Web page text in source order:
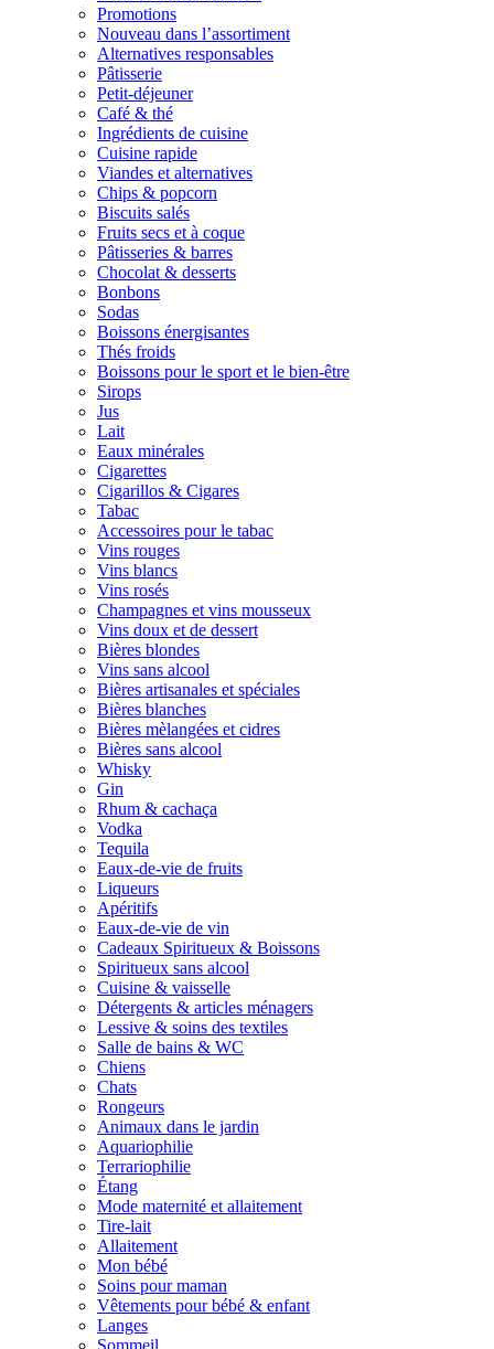
Promotions
Nouveau dans l’assortiment
Alternatives responsables
Pâtisserie
Petit-déjeuner
Café & thé
Ingrédients de cuisine
Cuisine rapide
Viandes et alternatives
Chips & popcorn
Biscuits salés
Fruits secs et à coque
Pâtisseries & barres
Chocolat & desserts
Bonbons
Sodas
Boissons énergisantes
Thés froids
Boissons pour le sport et le bien-être
Sirops
Jus
Lait
Eaux minérales
Cigarettes
Cigarillos & Cigares
Tabac
Accessoires pour le tabac
Vins rouges
Vins blancs
Vins rosés
Champagnes et vins mousseux
Vins doux et de dessert
Bières blondes
Vins sans alcool
Bières artisanales et spéciales
Bières blanches
Bières mèlangées et cidres
Bières sans alcool
Whisky
Gin
Rhum & cachaça
Vodka
Tequila
Eaux-de-vie de fruits
Liqueurs
Apéritifs
Eaux-de-vie de vin
Cadeaux Spiritueux & Boissons
Spiritueux sans alcool
Cuisine & vaisselle
Détergents & articles ménagers
Lessive & soins des textiles
Salle de bains & WC
Chiens
Chats
Rongeurs
Animaux dans le jardin
Aquariophilie
Terrariophilie
Étang
Mode maternité et allaitement
Tire-lait
Allaitement
Mon bébé
Soins pour maman
Vêtements pour bébé & enfant
Langes
Sommeil